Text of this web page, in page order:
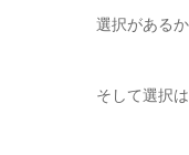
選択がある
そして選択